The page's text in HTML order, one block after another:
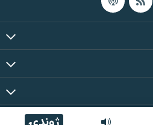
مطالبو حقوق له مشال راډیو سره خوندي دي